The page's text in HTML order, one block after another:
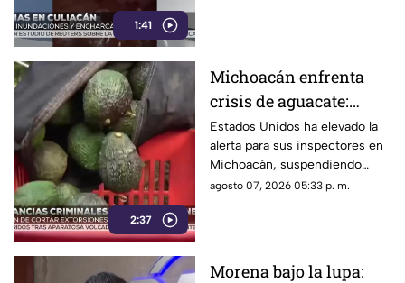
1:41
2:37
Michoacán enfrenta
crisis de aguacate:
Estados Unidos frena
exportaciones
Estados Unidos ha elevado la
alerta para sus inspectores en
Michoacán, suspendiendo
exportaciones de aguacate y
agosto 07, 2026 05:33 p. m.
Morena bajo la lupa: